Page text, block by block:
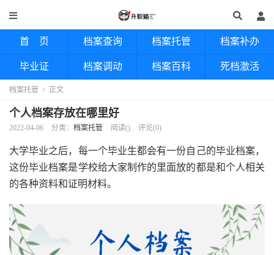
首 页 档案查询 档案托管 档案补办
毕业证 档案调动 档案百科 死档激活
档案托管 > 正文
个人档案存放在哪里好
2022-04-06 分类： 档案托管 阅读() 评论(0)
大学毕业之后，每一个毕业生都会有一份自己的毕业档案，
这份毕业档案是学校给大家制作的里面放的都是和个人相关
的各种资料和证明材料。